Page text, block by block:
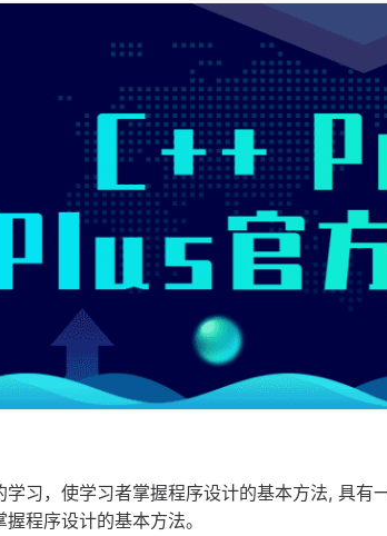
学习，使学习者掌握程序设计的基本方法, 具有
程序设计的基本方法。